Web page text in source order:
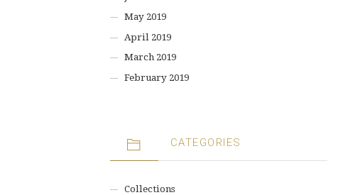
May 2019
April 2019
March 2019
February 2019
CATEGORIES
Collections